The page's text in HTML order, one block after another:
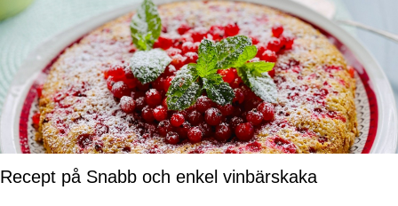
Recept på Snabb och enkel vinbärskaka